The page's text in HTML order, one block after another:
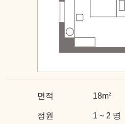
아침 식사 안내
면적 18m2
정원 1 ~ 2 명